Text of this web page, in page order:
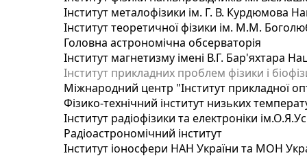
Інститут металофізики ім. Г. В. Курдюмова
Інститут теоретичної фізики ім. М.М.
Головна астрономічна обсерваторія
Інститут магнетизму імені В.Г. Бар'яхтара
Інститут прикладних проблем фізики і
Міжнародний центр "Інститут прикладної
Фізико-технічний інститут низьких
Інститут радіофізики та електроніки
Радіоастрономічний інститут
Інститут іоносфери НАН України та МОН